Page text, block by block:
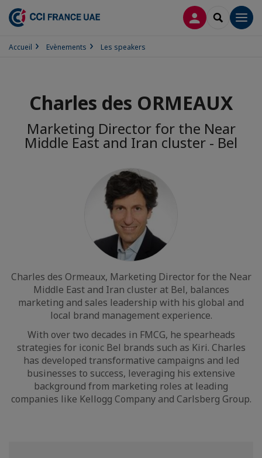
CONNEXION
Accueil Evènements Les speakers
Charles des ORMEAUX
Marketing Director for the Near
Middle East and Iran cluster - Bel
Charles des Ormeaux, Marketing Director for the Near
Middle East and Iran cluster at Bel, balances
marketing and sales leadership with his global and
local brand management experience.
With over two decades in FMCG, he spearheads
strategies for iconic Bel brands such as Kiri. Charles
has developed transformative campaigns and led
businesses to success, leveraging his extensive
background from marketing roles at leading
companies like Kellogg Company and Carlsberg Group.